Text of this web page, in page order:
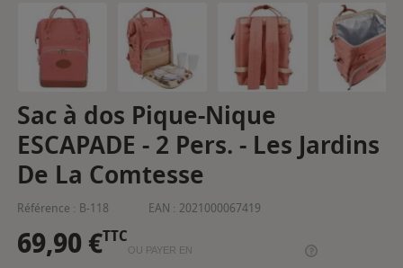
Sac à dos Pique-Nique
ESCAPADE - 2 Pers. - Les Jardins
De La Comtesse
Référence : B-118 EAN : 2021000067419
69,90 €TTC
OU PAYER EN